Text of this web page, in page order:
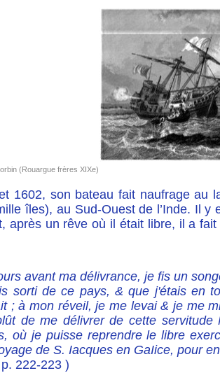
(Rouargue frères XIXe)
1602, son bateau fait naufrage au
îles), au Sud-Ouest de l’Inde. Il
après un rêve où il était libre, il a
avant ma délivrance, je fis un
sorti de ce pays, & que j'étais en
; à mon réveil, je me levai & je me
de me délivrer de cette
où je puisse reprendre le libre
de S. Iacques en GaIice, pour
222-223 )